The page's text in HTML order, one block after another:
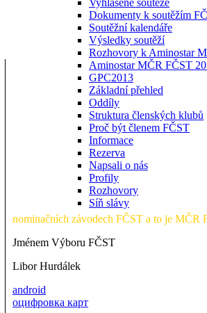
Vyhlášené soutěže
Dokumenty k soutěžím
Soutěžní kalendáře
Výsledky soutěží
Rozhovory k Aminostar
Aminostar MČR FČST
GPC2013
Základní přehled
Oddíly
Struktura členských klubů
Proč být členem FČST
Informace
Rezerva
Napsali o nás
Profily
Rozhovory
Síň slávy
nominačních závodech FČST a to je MČR
Jménem Výboru FČST
Libor Hurdálek
android
оцифровка карт